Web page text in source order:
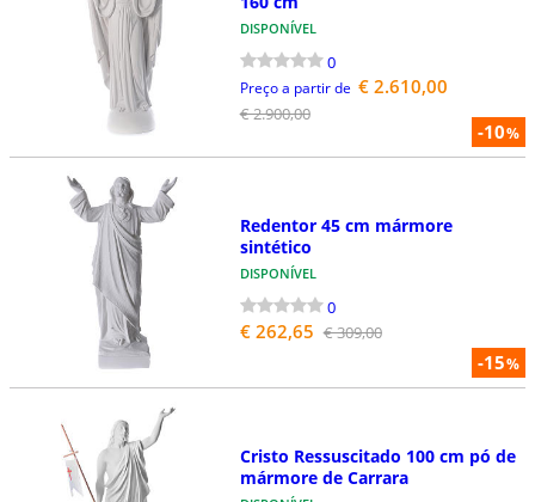
-10%
DISPONÍVEL
0
Preço a partir de € 2.610,00
€ 2.900,00
-15%
Redentor 45 cm mármore
sintético
DISPONÍVEL
0
€ 262,65 € 309,00
Cristo Ressuscitado 100 cm pó de
mármore de Carrara